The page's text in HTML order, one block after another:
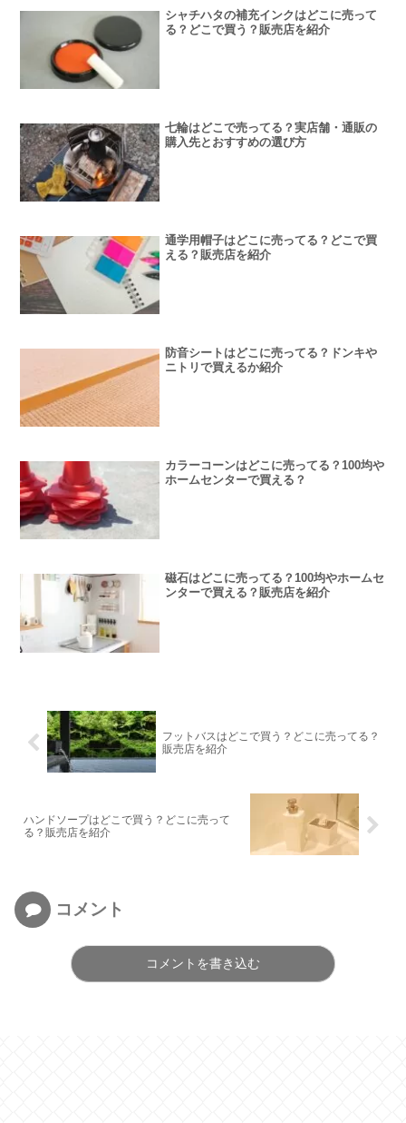
シャチハタの補充インクはどこに売って
る？どこで買う？販売店を紹介
七輪はどこで売ってる？実店舗・通販の
購入先とおすすめの選び方
通学用帽子はどこに売ってる？どこで買
える？販売店を紹介
防音シートはどこに売ってる？ドンキや
ニトリで買えるか紹介
カラーコーンはどこに売ってる？100均や
ホームセンターで買える？
磁石はどこに売ってる？100均やホームセ
ンターで買える？販売店を紹介
フットバスはどこで買う？どこに売ってる？
販売店を紹介
ハンドソープはどこで買う？どこに売って
る？販売店を紹介
コメント
コメントを書き込む